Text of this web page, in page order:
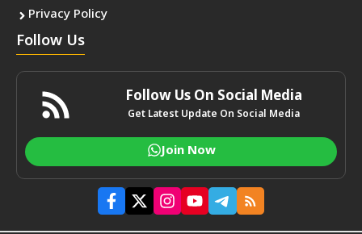
Privacy Policy
Follow Us
Follow Us On Social Media
Get Latest Update On Social Media
Join Now